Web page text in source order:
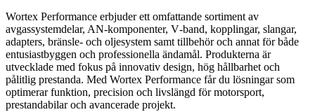
Wortex Performance erbjuder ett omfattande sortiment av
avgassystemdelar, AN-komponenter, V‑band, kopplingar, slangar,
adapters, bränsle- och oljesystem samt tillbehör och annat för både
entusiastbyggen och professionella ändamål. Produkterna är
utvecklade med fokus på innovativ design, hög hållbarhet och
pålitlig prestanda. Med Wortex Performance får du lösningar som
optimerar funktion, precision och livslängd för motorsport,
prestandabilar och avancerade projekt.